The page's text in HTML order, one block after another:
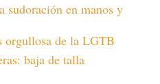
sudoración en manos y
orgullosa de la LGTB
baja de talla